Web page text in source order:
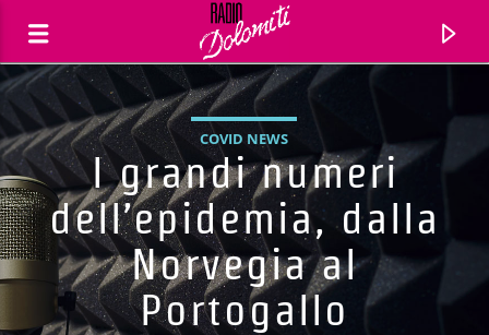
COVID NEWS
I grandi numeri
dell’epidemia, dalla
Norvegia al
Portogallo